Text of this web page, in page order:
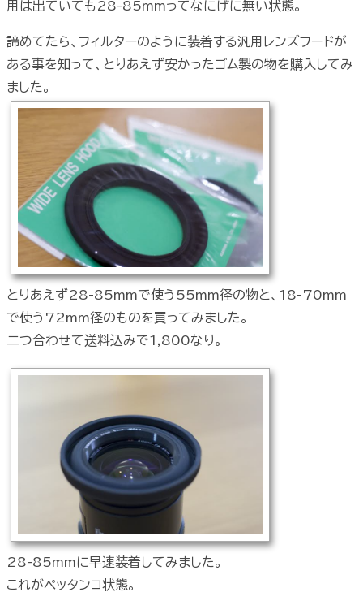
用は出ていても28-85mmってなにげに無い状態。
諦めてたら、フィルターのように装着する汎用レンズフードが
ある事を知って、とりあえず安かったゴム製の物を購入してみ
ました。
とりあえず28-85mmで使う55mm径の物と、18-70mm
で使う72mm径のものを買ってみました。
二つ合わせて送料込みで1,800なり。
28-85mmに早速装着してみました。
これがペッタンコ状態。